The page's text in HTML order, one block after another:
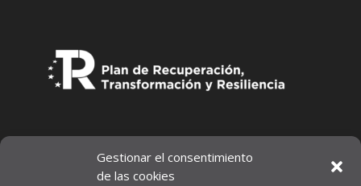
Gestionar el consentimiento
de las cookies